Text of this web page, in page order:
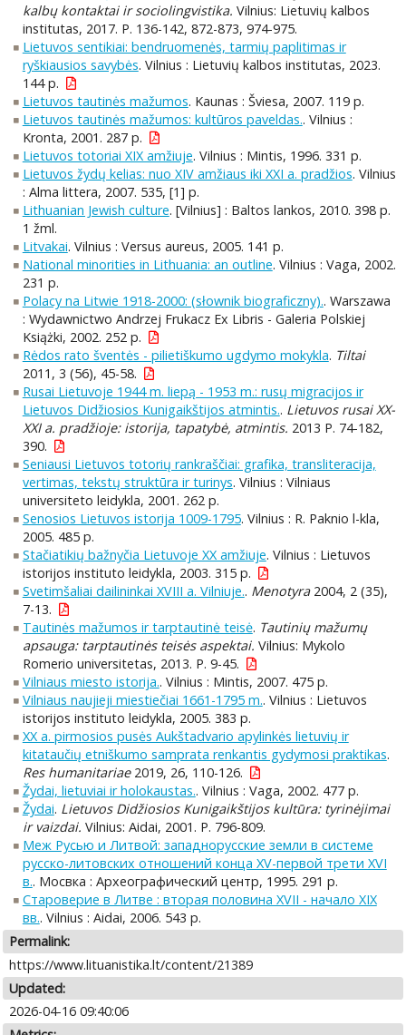
kalbų kontaktai ir sociolingvistika. Vilnius: Lietuvių kalbos
institutas, 2017. P. 136-142, 872-873, 974-975.
Lietuvos sentikiai: bendruomenės, tarmių paplitimas ir
ryškiausios savybės. Vilnius : Lietuvių kalbos institutas, 2023.
144 p.
Lietuvos tautinės mažumos. Kaunas : Šviesa, 2007. 119 p.
Lietuvos tautinės mažumos: kultūros paveldas.. Vilnius :
Kronta, 2001. 287 p.
Lietuvos totoriai XIX amžiuje. Vilnius : Mintis, 1996. 331 p.
Lietuvos žydų kelias: nuo XIV amžiaus iki XXI a. pradžios. Vilnius
: Alma littera, 2007. 535, [1] p.
Lithuanian Jewish culture. [Vilnius] : Baltos lankos, 2010. 398 p.
1 žml.
Litvakai. Vilnius : Versus aureus, 2005. 141 p.
National minorities in Lithuania: an outline. Vilnius : Vaga, 2002.
231 p.
Polacy na Litwie 1918-2000: (słownik biograficzny).. Warszawa
: Wydawnictwo Andrzej Frukacz Ex Libris - Galeria Polskiej
Książki, 2002. 252 p.
Rėdos rato šventės - pilietiškumo ugdymo mokykla. Tiltai
2011, 3 (56), 45-58.
Rusai Lietuvoje 1944 m. liepą - 1953 m.: rusų migracijos ir
Lietuvos Didžiosios Kunigaikštijos atmintis.. Lietuvos rusai XX-
XXI a. pradžioje: istorija, tapatybė, atmintis. 2013 P. 74-182,
390.
Seniausi Lietuvos totorių rankraščiai: grafika, transliteracija,
vertimas, tekstų struktūra ir turinys. Vilnius : Vilniaus
universiteto leidykla, 2001. 262 p.
Senosios Lietuvos istorija 1009-1795. Vilnius : R. Paknio l-kla,
2005. 485 p.
Stačiatikių bažnyčia Lietuvoje XX amžiuje. Vilnius : Lietuvos
istorijos instituto leidykla, 2003. 315 p.
Svetimšaliai dailininkai XVIII a. Vilniuje.. Menotyra2004, 2 (35),
7-13.
Tautinės mažumos ir tarptautinė teisė. Tautinių mažumų
apsauga: tarptautinės teisės aspektai. Vilnius: Mykolo
Romerio universitetas, 2013. P. 9-45.
Vilniaus miesto istorija.. Vilnius : Mintis, 2007. 475 p.
Vilniaus naujieji miestiečiai 1661-1795 m.. Vilnius : Lietuvos
istorijos instituto leidykla, 2005. 383 p.
XX a. pirmosios pusės Aukštadvario apylinkės lietuvių ir
kitataučių etniškumo samprata renkantis gydymosi praktikas.
Res humanitariae2019, 26, 110-126.
Žydai, lietuviai ir holokaustas.. Vilnius : Vaga, 2002. 477 p.
Žydai. Lietuvos Didžiosios Kunigaikštijos kultūra: tyrinėjimai
ir vaizdai. Vilnius: Aidai, 2001. P. 796-809.
Меж Русью и Литвой: западнорусские земли в системе
русско-литовских отношений конца XV-первой трети XVI
в.. Мосвка : Археографический центр, 1995. 291 p.
Староверие в Литве : вторая половина XVII - начало XIX
вв.. Vilnius : Aidai, 2006. 543 p.
Permalink:
https://www.lituanistika.lt/content/21389
Updated:
2026-04-16 09:40:06